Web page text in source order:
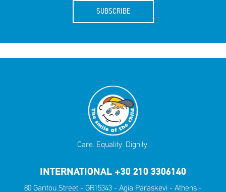
SUBSCRIBE
Care. Equality. Dignity.
INTERNATIONAL +30 210 3306140
80 Garitou Street - GR15343 - Agia Paraskevi - Athens -